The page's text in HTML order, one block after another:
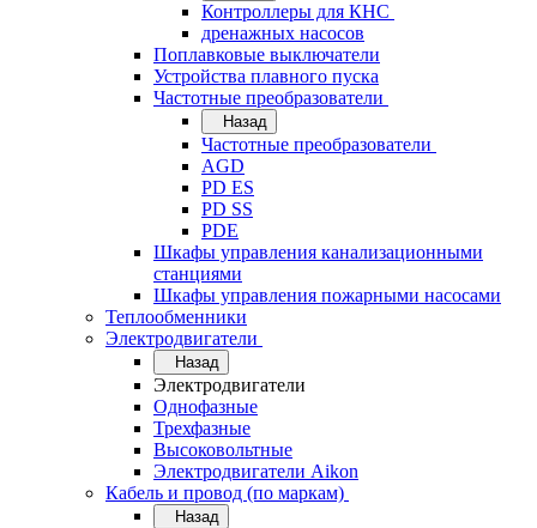
Контроллеры для КНС
дренажных насосов
Поплавковые выключатели
Устройства плавного пуска
Частотные преобразователи
Назад
Частотные преобразователи
AGD
PD ES
PD SS
PDE
Шкафы управления канализационными
станциями
Шкафы управления пожарными насосами
Теплообменники
Электродвигатели
Назад
Электродвигатели
Однофазные
Трехфазные
Высоковольтные
Электродвигатели Aikon
Кабель и провод (по маркам)
Назад